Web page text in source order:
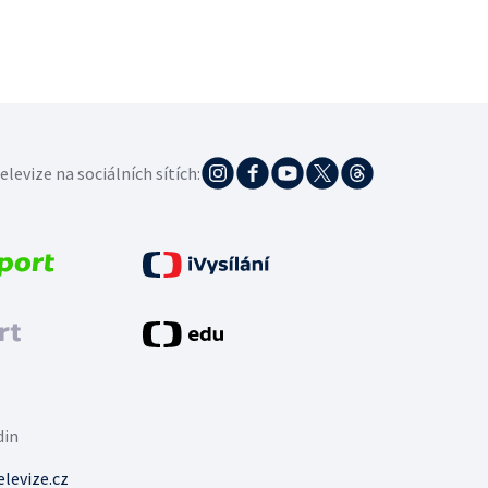
na sociálních sítích: